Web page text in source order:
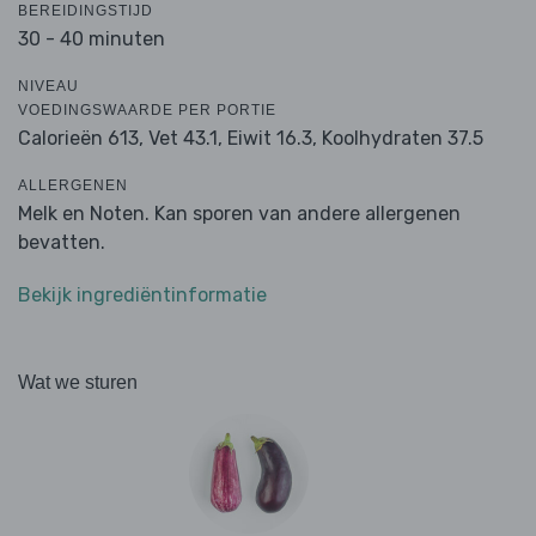
BEREIDINGSTIJD
30 - 40 minuten
NIVEAU
VOEDINGSWAARDE PER PORTIE
Calorieën 613, Vet 43.1, Eiwit 16.3, Koolhydraten 37.5
ALLERGENEN
Melk en Noten. Kan sporen van andere allergenen
bevatten.
Bekijk ingrediëntinformatie
Wat we sturen